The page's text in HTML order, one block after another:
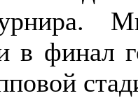
в финал